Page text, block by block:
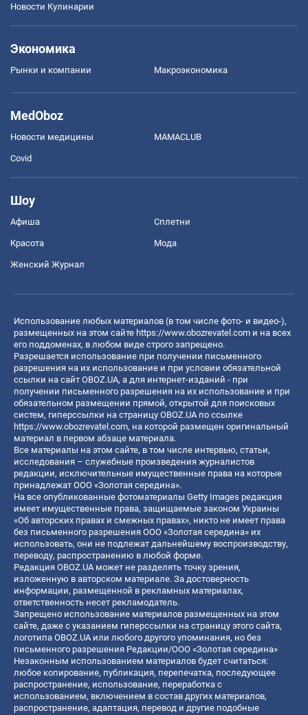
Новости Кулинарии
Экономика
Рынки и компании Mакроэкономика
MedOboz
Новости медицины MAMACLUB
Covid
Шоу
Афиша Сплетни
Красота Мода
Женский Журнал
Использование любых материалов (в том числе фото- и видео-),
размещенных на этом сайте https://www.obozrevatel.com и на всех
его поддоменах, в любом виде строго запрещено.
Разрешается использование при получении письменного
разрешения на их использование и при условии обязательной
ссылки на сайт OBOZ.UA, а для интернет-изданий - при
получении письменного разрешения на их использование и при
обязательном размещении прямой, открытой для поисковых
систем, гиперссылки на страницу OBOZ.UA по ссылке
https://www.obozrevatel.com, на которой размещен оригинальный
материал в первом абзаце материала.
Все материалы на этом сайте, в том числе интервью, статьи,
исследования – служебные произведения журналистов
редакции, исключительные имущественные права на которые
принадлежат ООО «Золотая середина».
На все опубликованные фотоматериалы Getty Images редакция
имеет имущественные права, защищаемые законом Украины
«Об авторских правах и смежных правах», никто не имеет права
без письменного разрешения ООО «Золотая середина» их
использовать, они не подлежат дальнейшему воспроизводству,
переводу, распространению в любой форме.
Редакция OBOZ.UA может не разделять точку зрения,
изложенную в авторском материале. За достоверность
информации, размещенной в рекламных материалах,
ответственность несет рекламодатель.
Запрещено использование материалов размещенных на этом
сайте, даже с указанием гиперссылки на страницу этого сайта,
логотипа OBOZ.UA или любого другого упоминания, но без
письменного разрешения Редакции/ООО «Золотая середина»
Незаконным использованием материалов будет считаться:
любое копирование, публикация, перепечатка, последующее
распространение, использование, переработка с
использованием, включением в состав других материалов,
распространение, адаптация, перевод и другие подобные